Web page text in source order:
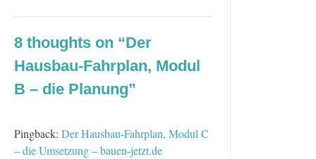
8 thoughts on “Der
Hausbau-Fahrplan, Modul
B – die Planung”
Pingback: Der Hausbau-Fahrplan, Modul C
– die Umsetzung – bauen-jetzt.de